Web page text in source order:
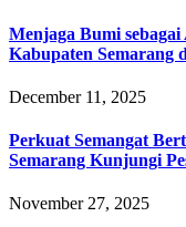
Menjaga Bumi
Kabupaten Semarang
December 11, 2025
Perkuat Semangat
Semarang Kunjungi
November 27, 2025